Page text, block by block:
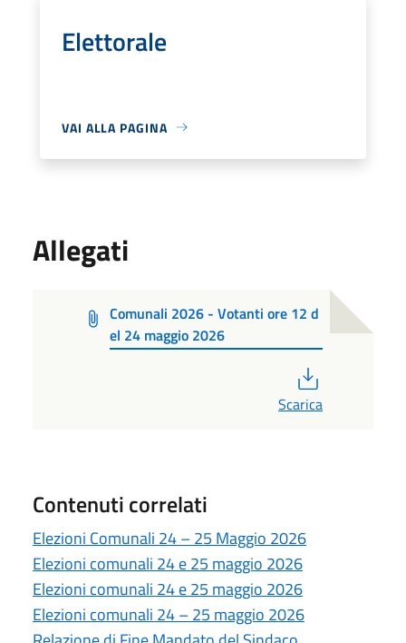
Elettorale
VAI ALLA PAGINA
Allegati
Comunali 2026 - Votanti ore 12 d
el 24 maggio 2026
Scarica
Contenuti correlati
Elezioni Comunali 24 – 25 Maggio 2026
Elezioni comunali 24 e 25 maggio 2026
Elezioni comunali 24 e 25 maggio 2026
Elezioni comunali 24 – 25 maggio 2026